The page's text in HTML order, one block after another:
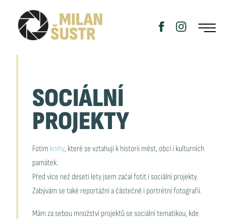
SOCIÁLNÍ
PROJEKTY
Fotím knihy, které se vztahují k historii měst, obcí i kulturních
památek.
Před více než deseti lety jsem začal fotit i sociální projekty.
Zabývám se také reportážní a částečně i portrétní fotografií.
Mám za sebou množství projektů se sociální tematikou, kde